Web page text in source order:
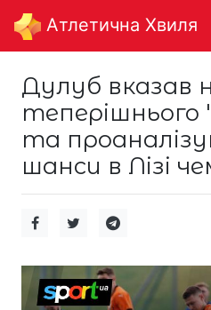
Aтлетична Хвиля
Дулуб вказав
та
шанси в Лізі